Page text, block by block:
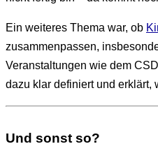
Ein weiteres Thema war, ob
zusammenpassen,
Veranstaltungen wie dem
dazu klar definiert und erklärt,
Und sonst so?